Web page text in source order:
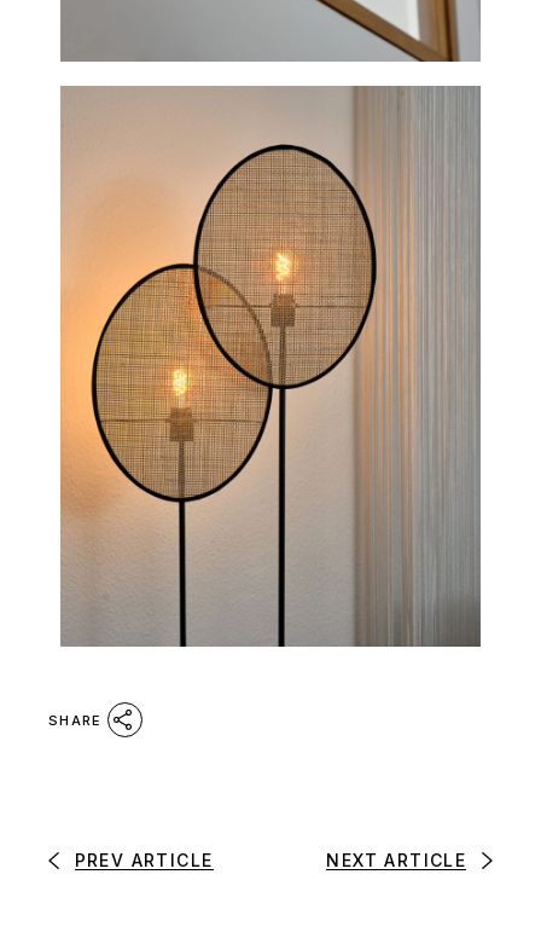
SHARE
PREV ARTICLE NEXT ARTICLE